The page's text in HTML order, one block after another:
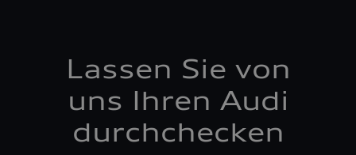
Lassen Sie von
uns Ihren Audi
durchchecken